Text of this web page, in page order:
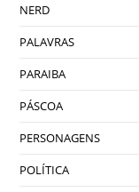
NERD
PALAVRAS
PARAIBA
PÁSCOA
PERSONAGENS
POLÍTICA